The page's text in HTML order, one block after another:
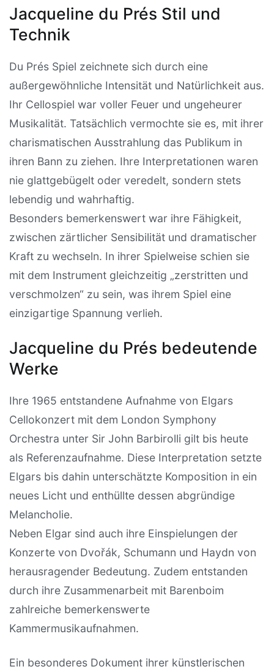
Jacqueline du Prés Stil und
Technik
Du Prés Spiel zeichnete sich durch eine
außergewöhnliche Intensität und Natürlichkeit aus.
Ihr Cellospiel war voller Feuer und ungeheurer
Musikalität. Tatsächlich vermochte sie es, mit ihrer
charismatischen Ausstrahlung das Publikum in
ihren Bann zu ziehen. Ihre Interpretationen waren
nie glattgebügelt oder veredelt, sondern stets
lebendig und wahrhaftig.
Besonders bemerkenswert war ihre Fähigkeit,
zwischen zärtlicher Sensibilität und dramatischer
Kraft zu wechseln. In ihrer Spielweise schien sie
mit dem Instrument gleichzeitig „zerstritten und
verschmolzen“ zu sein, was ihrem Spiel eine
einzigartige Spannung verlieh.
Jacqueline du Prés bedeutende
Werke
Ihre 1965 entstandene Aufnahme von Elgars
Cellokonzert mit dem London Symphony
Orchestra unter Sir John Barbirolli gilt bis heute
als Referenzaufnahme. Diese Interpretation setzte
Elgars bis dahin unterschätzte Komposition in ein
neues Licht und enthüllte dessen abgründige
Melancholie.
Neben Elgar sind auch ihre Einspielungen der
Konzerte von Dvořák, Schumann und Haydn von
herausragender Bedeutung. Zudem entstanden
durch ihre Zusammenarbeit mit Barenboim
zahlreiche bemerkenswerte
Kammermusikaufnahmen.
Ein besonderes Dokument ihrer künstlerischen